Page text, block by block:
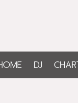
DJ